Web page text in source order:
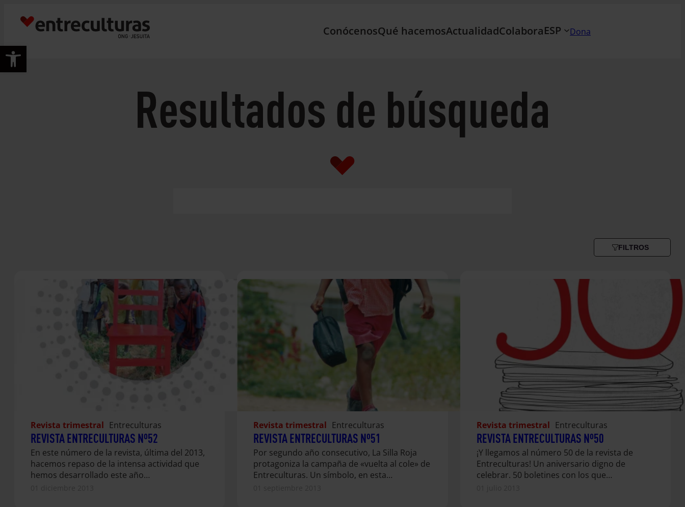
Abrir barra de herramientas
ConócenosQué hacemosActualidadColaboraESP Dona
Resultados de búsqueda
FILTROS
Revista trimestral Entreculturas
REVISTA ENTRECULTURAS Nº52
En este número de la revista, última del 2013,
hacemos repaso de la intensa actividad que
hemos desarrollado este año…
Revista trimestral Entreculturas
REVISTA ENTRECULTURAS Nº51
Por segundo año consecutivo, La Silla Roja
protagoniza la campaña de «vuelta al cole» de
Entreculturas. Un símbolo, en esta…
Revista trimestral Entreculturas
REVISTA ENTRECULTURAS Nº50
¡Y llegamos al número 50 de la revista de
Entreculturas! Un aniversario digno de
celebrar. 50 boletines con los que…